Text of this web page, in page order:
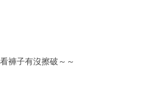
褲子有沒擦破～～